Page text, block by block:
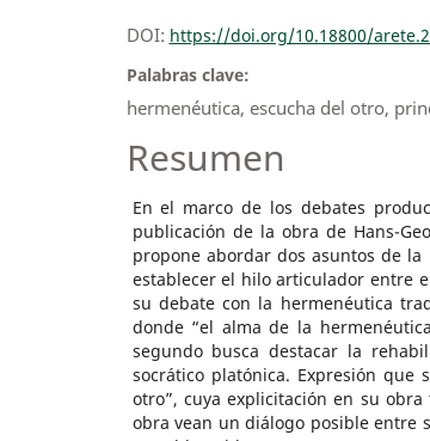
DOI: https://doi.org/10.18800/
Palabras clave:
hermenéutica, escucha del otro,
Resumen
En el marco de los debates
publicación de la obra de Hans-
propone abordar dos asuntos de
establecer el hilo articulador entre
su debate con la hermenéutica
donde “el alma de la
segundo busca destacar la
socrático platónica. Expresión
otro”, cuya explicitación en su
obra vean un diálogo posible entre